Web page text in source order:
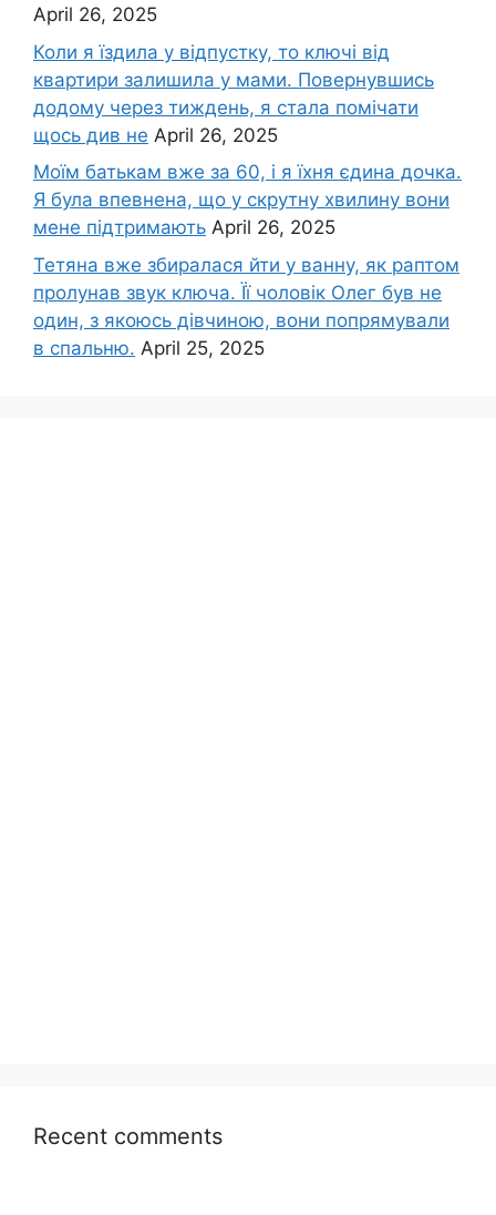
April 26, 2025
Коли я їздила у відпустку, то ключі від
квартири залишила у мами. Повернувшись
додому через тиждень, я стала помічати
щось див не April 26, 2025
Моїм батькам вже за 60, і я їхня єдина дочка.
Я була впевнена, що у скрутну хвилину вони
мене підтримають April 26, 2025
Тетяна вже збиралася йти у ванну, як раптом
пролунав звук ключа. Її чоловік Олег був не
один, з якоюсь дівчиною, вони попрямували
в спальню. April 25, 2025
Recent comments